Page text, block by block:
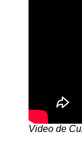
Video de